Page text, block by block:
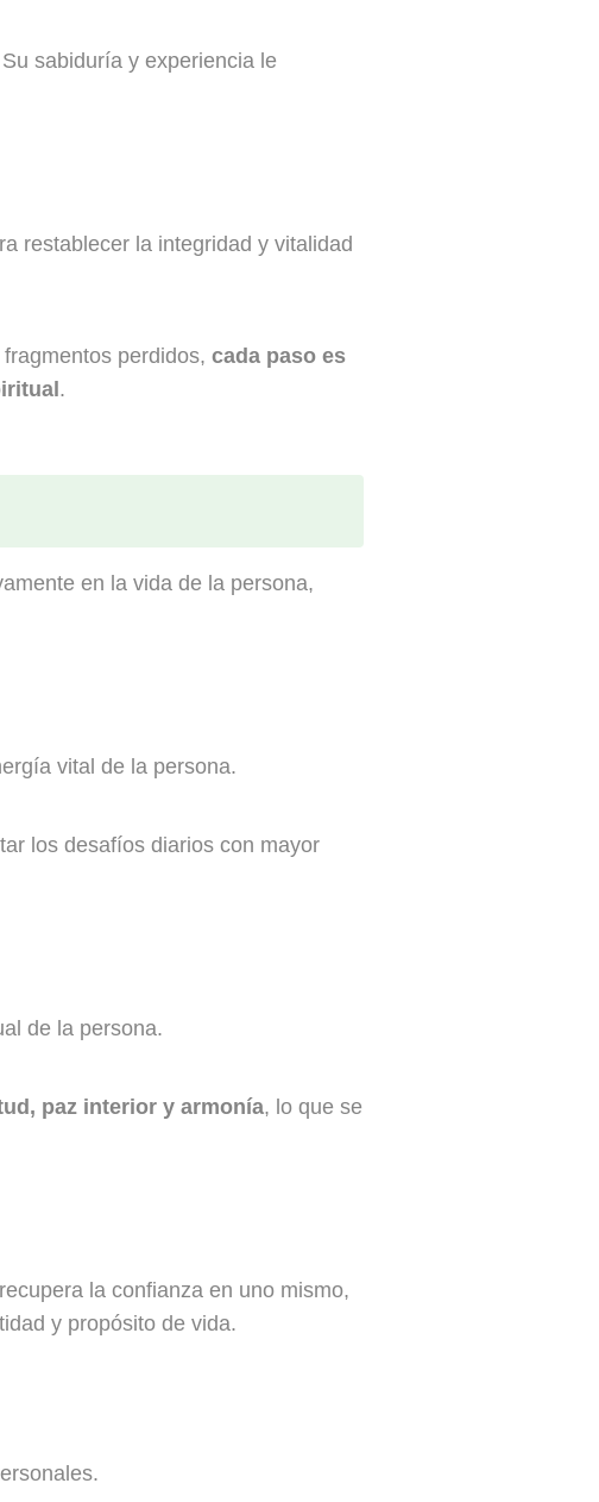
sabiduría y experiencia le
restablecer la integridad y vitalidad
perdidos, cada paso es
.
en la vida de la persona,
vital de la persona.
los desafíos diarios con mayor
de la persona.
paz interior y armonía, lo que se
la confianza en uno mismo,
y propósito de vida.